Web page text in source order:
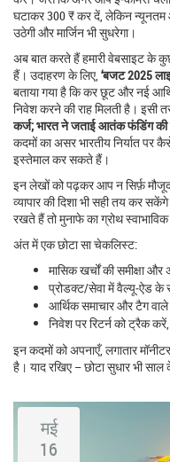
घटाकर 300 ₹ कर दें, लेकिन
उठेगी और मार्जिन भी सुधरेगा।
अब बात करते हैं हमारी वेबसाइट के
हैं। उदाहरण के लिए, ‘बजट 2025
बताया गया है कि कर छूट और नई
निवेश करने की राह मिलती है। इसी
कर्ज; भारत ने जताई आतंक फंडिंग की
कदमों का असर भारतीय निर्यात
इस्तेमाल कर सकते हैं।
इन लेखों को पढ़कर आप न सिर्फ़
व्यापार की दिशा भी सही तय कर
रखते हैं तो मुनाफे का ग्रोथ
अंत में एक छोटा सा चेकलिस्ट:
मासिक खर्चों की समीक्षा
प्रोडक्ट/सेवा में वैल्यू‑ऐड के
आर्थिक समाचार और टैग
निवेश पर रिटर्न को ट्रैक
इन कदमों को अपनाएँ, लगातार
है। याद रखिए – छोटा सुधार भी
मई
16